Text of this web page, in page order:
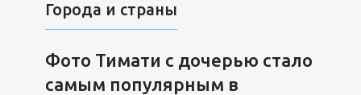
Города и страны
Фото Тимати с дочерью стало
самым популярным в